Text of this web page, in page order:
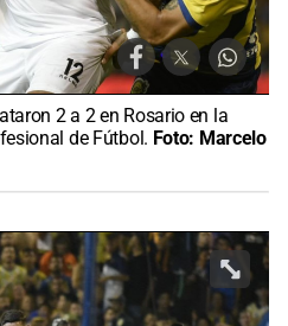
2 a 2 en Rosario en la
de Fútbol. Foto: Marcelo